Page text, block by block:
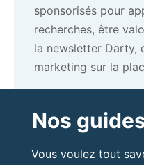
sponsorisés pour
recherches, être
la newsletter Darty,
marketing sur la
Nos
Vous voulez tout